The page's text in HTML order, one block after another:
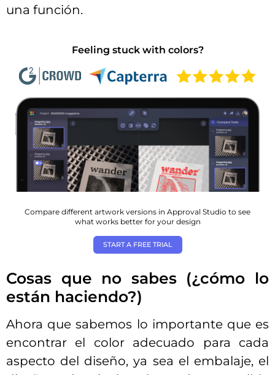
una función.
Feeling stuck with colors?
Compare different artwork versions in Approval Studio to see
what works better for your design
START A FREE TRIAL
Cosas que no sabes (¿cómo lo
están haciendo?)
Ahora que sabemos lo importante que es
encontrar el color adecuado para cada
aspecto del diseño, ya sea el embalaje, el